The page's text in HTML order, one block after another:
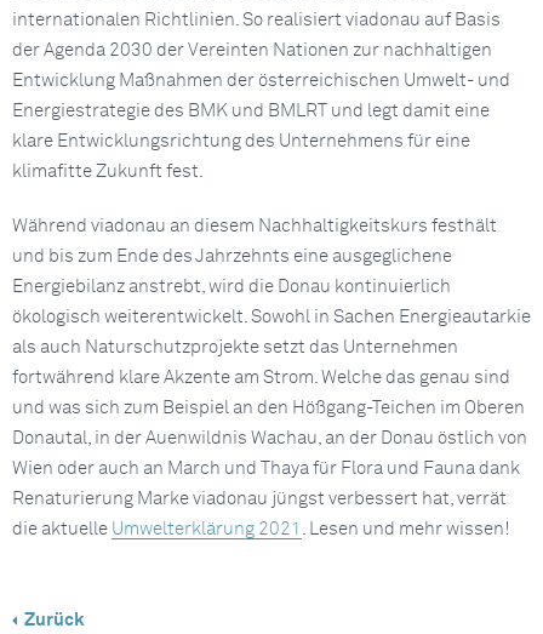
internationalen Richtlinien. So realisiert viadonau auf Basis
der Agenda 2030 der Vereinten Nationen zur nachhaltigen
Entwicklung Maßnahmen der österreichischen Umwelt- und
Energiestrategie des BMK und BMLRT und legt damit eine
klare Entwicklungsrichtung des Unternehmens für eine
klimafitte Zukunft fest.
Während viadonau an diesem Nachhaltigkeitskurs festhält
und bis zum Ende des Jahrzehnts eine ausgeglichene
Energiebilanz anstrebt, wird die Donau kontinuierlich
ökologisch weiterentwickelt. Sowohl in Sachen Energieautarkie
als auch Naturschutzprojekte setzt das Unternehmen
fortwährend klare Akzente am Strom. Welche das genau sind
und was sich zum Beispiel an den Hößgang-Teichen im Oberen
Donautal, in der Auenwildnis Wachau, an der Donau östlich von
Wien oder auch an March und Thaya für Flora und Fauna dank
Renaturierung Marke viadonau jüngst verbessert hat, verrät
die aktuelle Umwelterklärung 2021 . Lesen und mehr wissen!
Zurück